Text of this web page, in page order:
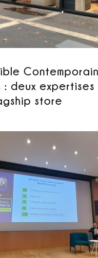
: deux expertises
store